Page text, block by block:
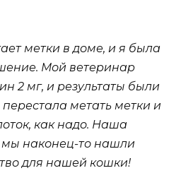
метки в доме, и я была
Мой ветеринар
2 мг, и результаты были
метать метки и
как надо. Наша
мы наконец-то нашли
для нашей кошки!